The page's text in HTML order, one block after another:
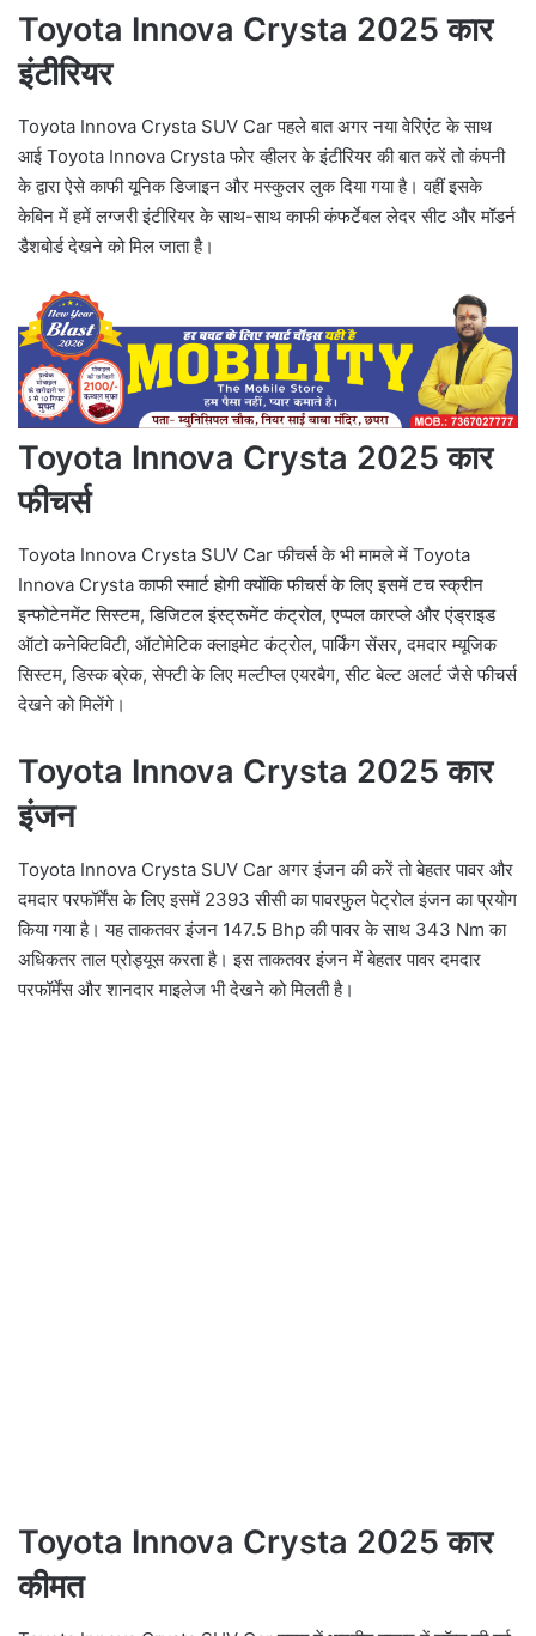
Toyota Innova Crysta 2025 कार
इंटीरियर
Toyota Innova Crysta SUV Car पहले बात अगर नया वेरिएंट के साथ
आई Toyota Innova Crysta फोर व्हीलर के इंटीरियर की बात करें तो कंपनी
के द्वारा ऐसे काफी यूनिक डिजाइन और मस्कुलर लुक दिया गया है। वहीं इसके
केबिन में हमें लग्जरी इंटीरियर के साथ-साथ काफी कंफर्टेबल लेदर सीट और मॉडर्न
डैशबोर्ड देखने को मिल जाता है।
Toyota Innova Crysta 2025 कार
फीचर्स
Toyota Innova Crysta SUV Car फीचर्स के भी मामले में Toyota
Innova Crysta काफी स्मार्ट होगी क्योंकि फीचर्स के लिए इसमें टच स्क्रीन
इन्फोटेनमेंट सिस्टम, डिजिटल इंस्ट्रूमेंट कंट्रोल, एप्पल कारप्ले और एंड्राइड
ऑटो कनेक्टिविटी, ऑटोमेटिक क्लाइमेट कंट्रोल, पार्किंग सेंसर, दमदार म्यूजिक
सिस्टम, डिस्क ब्रेक, सेफ्टी के लिए मल्टीप्ल एयरबैग, सीट बेल्ट अलर्ट जैसे फीचर्स
देखने को मिलेंगे।
Toyota Innova Crysta 2025 कार
इंजन
Toyota Innova Crysta SUV Car अगर इंजन की करें तो बेहतर पावर और
दमदार परफॉर्मेंस के लिए इसमें 2393 सीसी का पावरफुल पेट्रोल इंजन का प्रयोग
किया गया है। यह ताकतवर इंजन 147.5 Bhp की पावर के साथ 343 Nm का
अधिकतर ताल प्रोड्यूस करता है। इस ताकतवर इंजन में बेहतर पावर दमदार
परफॉर्मेंस और शानदार माइलेज भी देखने को मिलती है।
Toyota Innova Crysta 2025 कार
कीमत